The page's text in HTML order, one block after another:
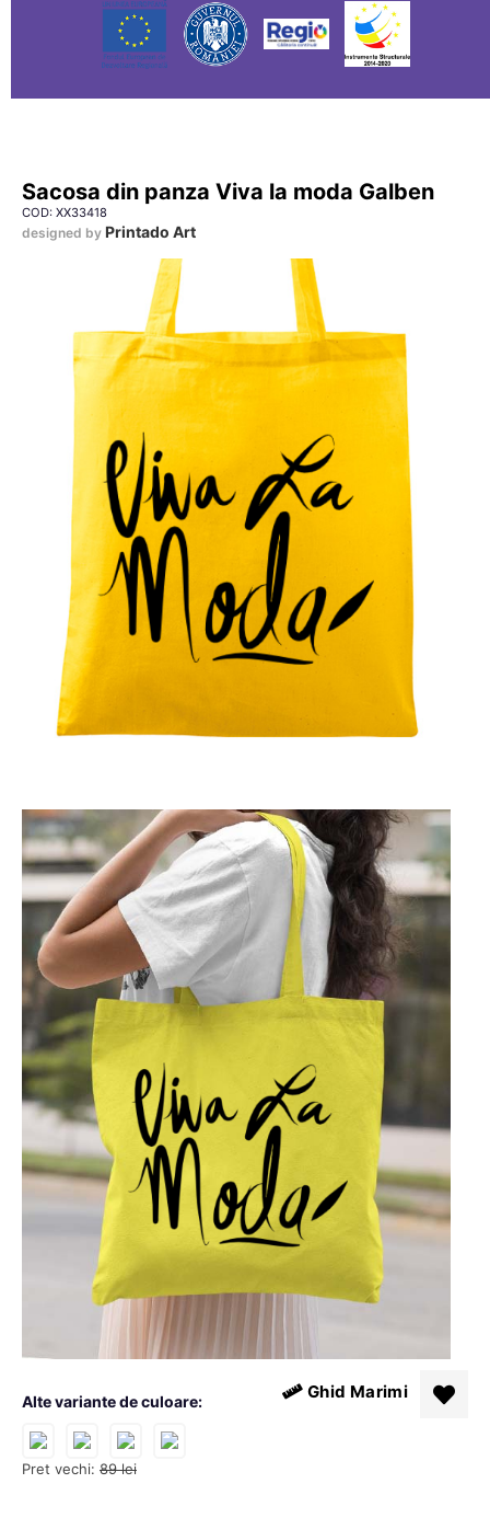
Sacosa din panza Viva la moda Galben
COD: XX33418
designed by Printado Art
Pret vechi: 89 lei
Alte variante de culoare: Ghid Marimi